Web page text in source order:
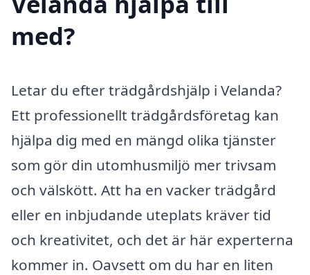
med?
Letar du efter trädgårdshjälp i Velanda?
Ett professionellt trädgårdsföretag kan
hjälpa dig med en mängd olika tjänster
som gör din utomhusmiljö mer trivsam
och välskött. Att ha en vacker trädgård
eller en inbjudande uteplats kräver tid
och kreativitet, och det är här experterna
kommer in. Oavsett om du har en liten